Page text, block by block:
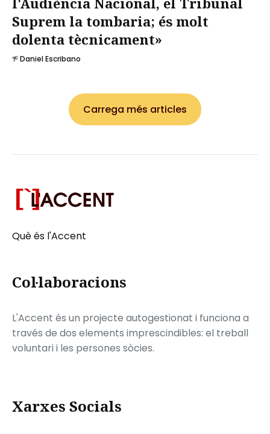
Suprem la tombaria; és molt
dolenta tècnicament»
Daniel Escribano
Carrega més articles
Què és l'Accent
Col·laboracions
L'Accent és un projecte autogestionat i funciona a
través de dos elements imprescindibles: el treball
voluntari i les persones sòcies.
Xarxes Socials